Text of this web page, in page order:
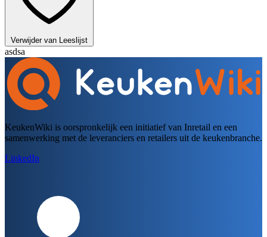
Verwijder van Leeslijst
asdsa
KeukenWiki is oorspronkelijk een initiatief van Inretail en een
samenwerking met de leveranciers en retailers uit de keukenbranche.
LinkedIn